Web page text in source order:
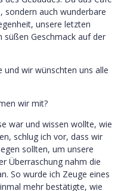
sondern auch wunderbare
unsere letzten
Geschmack auf der
und wir wünschten uns alle
wir mit?
war und wissen wollte, wie
schlug ich vor, dass wir
sollten, um unsere
Überraschung nahm die
So wurde ich Zeuge eines
mehr bestätigte, wie